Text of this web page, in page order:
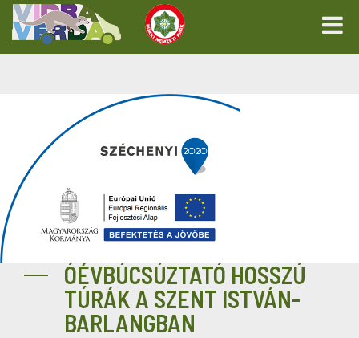
ÓÉVBÚCSÚZTATÓ HOSSZÚ
TÚRÁK A SZENT ISTVÁN-
BARLANGBAN